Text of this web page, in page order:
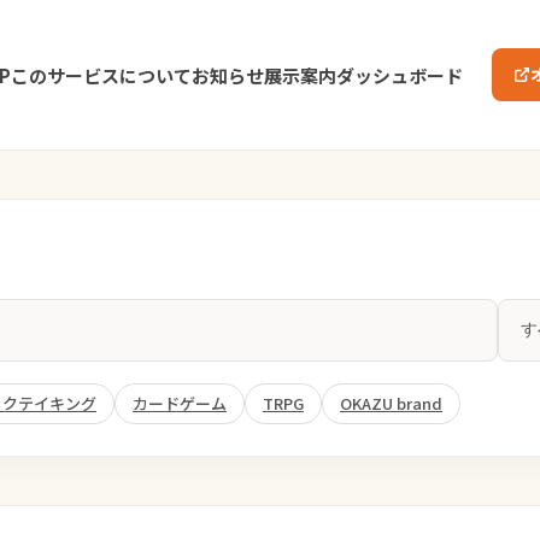
このサービスについてお知らせ展示案内ダッシュボード
テイキング カードゲーム TRPG OKAZU brand